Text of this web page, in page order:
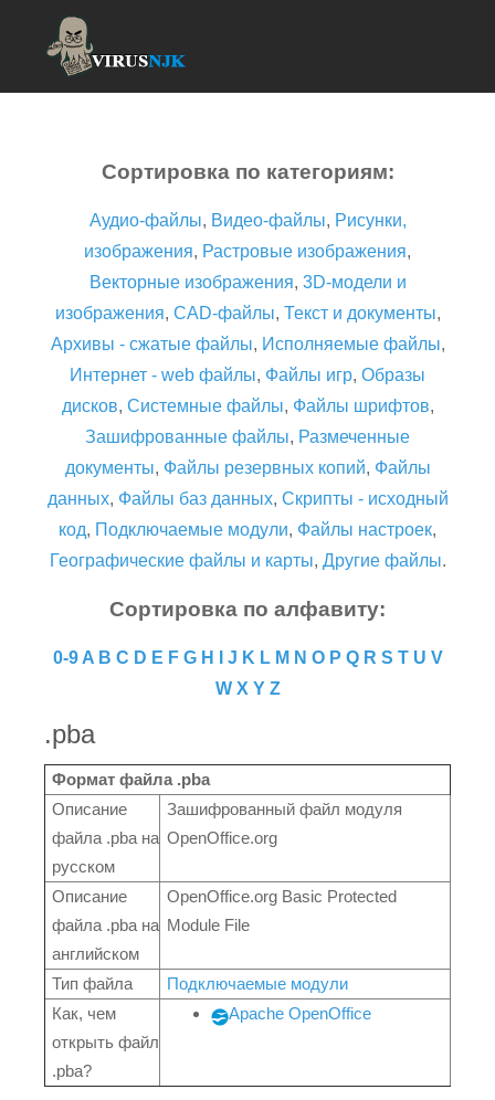
Сортировка по категориям:
Аудио-файлы, Видео-файлы, Рисунки,
изображения, Растровые изображения,
Векторные изображения, 3D-модели и
изображения, CAD-файлы, Текст и документы,
Архивы - сжатые файлы, Исполняемые файлы,
Интернет - web файлы, Файлы игр, Образы
дисков, Системные файлы, Файлы шрифтов,
Зашифрованные файлы, Размеченные
документы, Файлы резервных копий, Файлы
данных, Файлы баз данных, Скрипты - исходный
код, Подключаемые модули, Файлы настроек,
Географические файлы и карты, Другие файлы.
Сортировка по алфавиту:
0-9 A B C D E F G H J K L M N O P Q R S T U V
W X Y Z
.pba
Формат файла .pba
Описание
файла .pba на
русском
Зашифрованный файл модуля
OpenOffice.org
Описание
файла .pba на
английском
OpenOffice.org Basic Protected
Module File
Тип файла
Подключаемые модули
Как, чем
открыть файл
.pba?
Apache OpenOffice